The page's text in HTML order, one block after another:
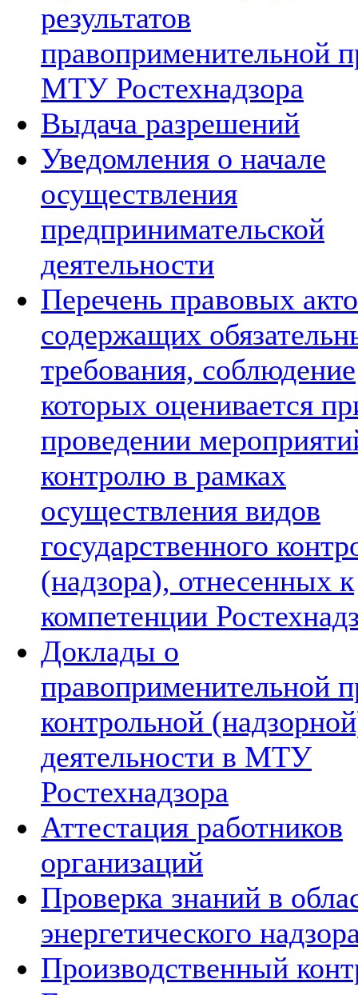
результатов
правоприменительной
МТУ Ростехнадзора
Выдача разрешений
Уведомления о начале
осуществления
предпринимательской
деятельности
Перечень правовых
содержащих
требования, соблюдение
которых оценивается
проведении
контролю в рамках
осуществления видов
государственного
(надзора), отнесенных к
компетенции
Доклады о
правоприменительной
контрольной
деятельности в МТУ
Ростехнадзора
Аттестация работников
организаций
Проверка знаний в
энергетического
Производственный